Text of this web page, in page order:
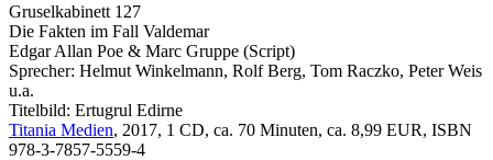
Gruselkabinett 127
Die Fakten im Fall Valdemar
Edgar Allan Poe & Marc Gruppe (Script)
Sprecher: Helmut Winkelmann, Rolf Berg, Tom Raczko, Peter Weis
u.a.
Titelbild: Ertugrul Edirne
Titania Medien, 2017, 1 CD, ca. 70 Minuten, ca. 8,99 EUR, ISBN
978-3-7857-5559-4